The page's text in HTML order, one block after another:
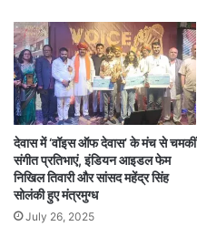
देवास में ‘वॉइस ऑफ देवास’ के मंच से चमकीं
संगीत प्रतिभाएं, इंडियन आइडल फेम
निखिल तिवारी और सांसद महेंद्र सिंह
सोलंकी हुए मंत्रमुग्ध
July 26, 2025